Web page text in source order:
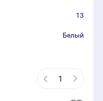
13
Белый